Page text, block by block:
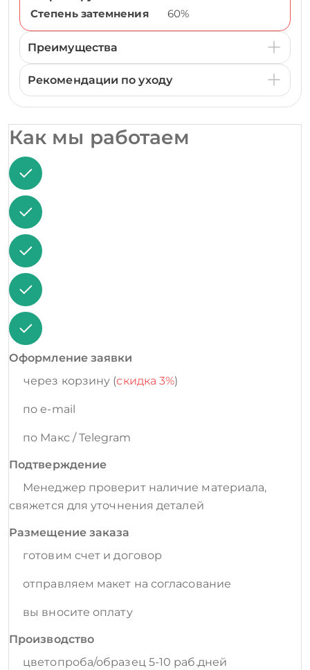
Степень затемнения
60%
Преимущества
Рекомендации по уходу
Как мы работаем
Оформление заявки
через корзину (скидка 3%)
по e-mail
по Макс / Telegram
Подтверждение
Менеджер проверит наличие материала,
свяжется для уточнения деталей
Размещение заказа
готовим счет и договор
отправляем макет на согласование
вы вносите оплату
Производство
цветопроба/образец 5-10 раб.дней